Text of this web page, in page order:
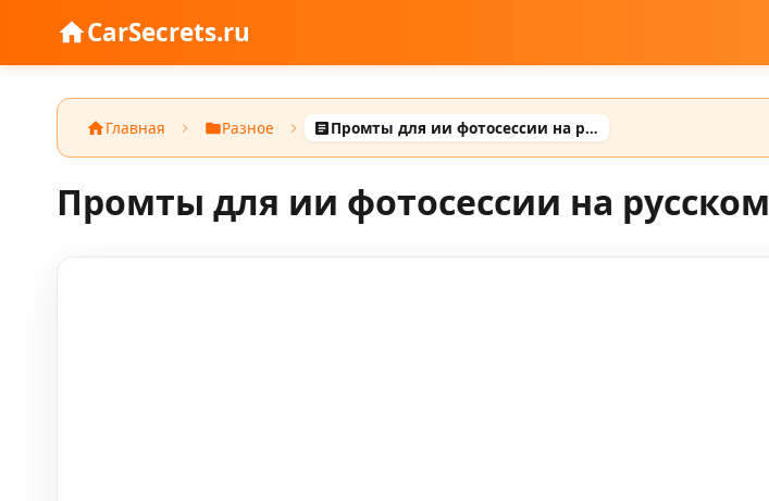
CarSecrets.ru
Главная Разное Промты для ии фотосессии на русском
Промты для ии фотосессии на русском